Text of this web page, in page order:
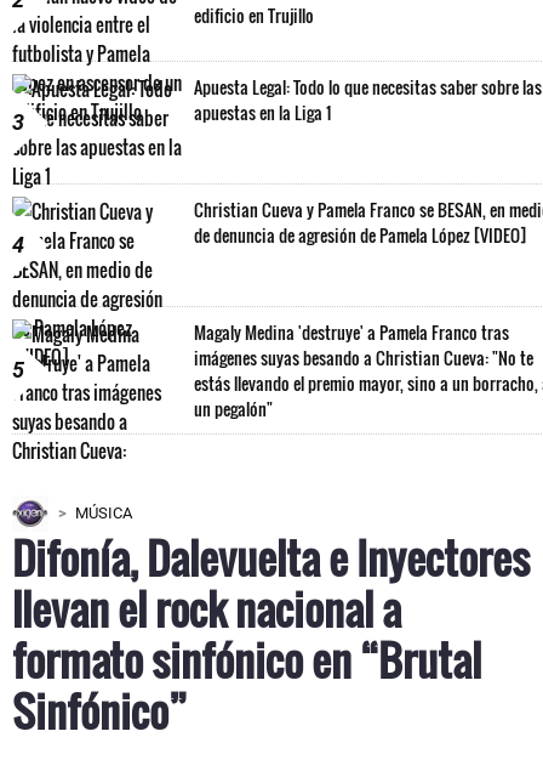
edificio en Trujillo
3
Apuesta Legal: Todo lo que necesitas saber sobre las
apuestas en la Liga 1
4
Christian Cueva y Pamela Franco se BESAN, en
de denuncia de agresión de Pamela López [VIDEO]
5
Magaly Medina 'destruye' a Pamela Franco tras
imágenes suyas besando a Christian Cueva: "No te
estás llevando el premio mayor, sino a un borracho,
un pegalón"
MÚSICA
Difonía, Dalevuelta e Inyectores
llevan el rock nacional a
formato sinfónico en “Brutal
Sinfónico”